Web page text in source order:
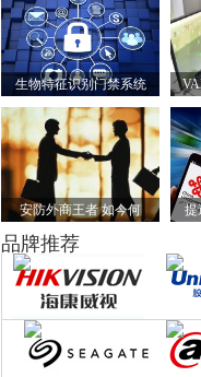
生物特征识别门禁系统
安防外商王者 如今何 提
品牌推荐